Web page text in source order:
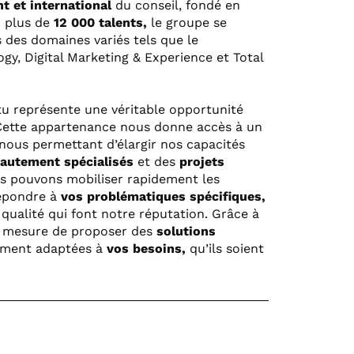
et internationaldu conseil, fondé en
plus de 12 000 talents, le groupe se
domaines variés tels que le
Digital Marketing & Experience et Total
représente une véritable opportunité
appartenance nous donne accès à un
nous permettant d’élargir nos capacités
spécialisés et des projets
pouvons mobiliser rapidement les
à vos problématiques spécifiques,
qui font notre réputation. Grâce à
de proposer des solutions
adaptées à vos besoins, qu’ils soient